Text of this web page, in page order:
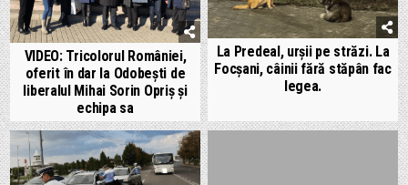
VIDEO: Tricolorul României,
oferit în dar la Odobești de
liberalul Mihai Sorin Opriș și
echipa sa
La Predeal, urșii pe străzi. La
Focșani, câinii fără stăpân fac
legea.